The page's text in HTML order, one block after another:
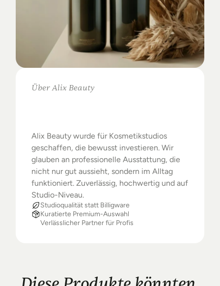
Über Alix Beauty
Alix Beauty wurde für Kosmetikstudios
geschaffen, die bewusst investieren. Wir
glauben an professionelle Ausstattung, die
nicht nur gut aussieht, sondern im Alltag
funktioniert. Zuverlässig, hochwertig und auf
Studio-Niveau.
Studioqualität statt Billigware
Kuratierte Premium-Auswahl
Verlässlicher Partner für Profis